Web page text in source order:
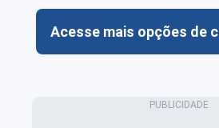
Acesse mais opções de